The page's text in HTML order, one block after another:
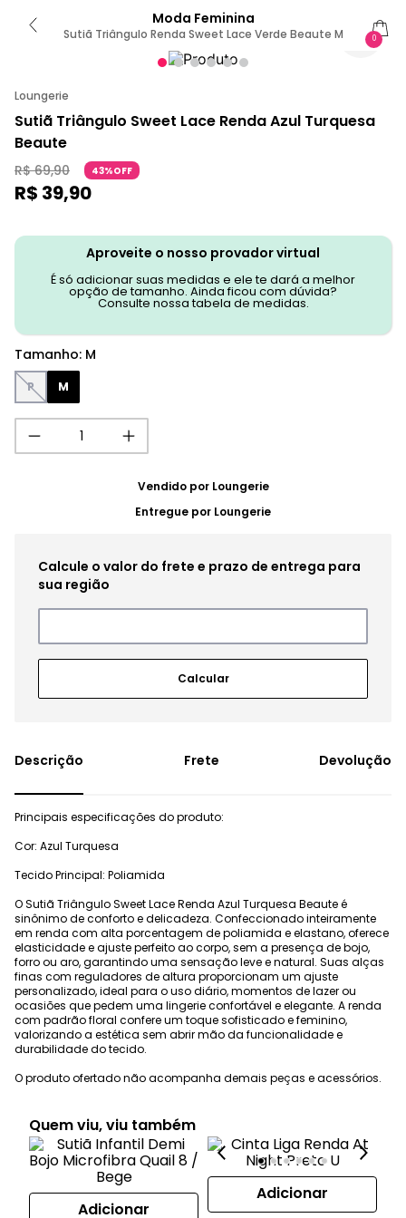
Moda Feminina
Sutiã Triângulo Renda Sweet Lace Verde Beaute M 0
Loungerie
Sutiã Triângulo Sweet Lace Renda Azul Turquesa
Beaute
R$ 69,90 43%OFF
R$ 39,90
Aproveite o nosso provador virtual
É só adicionar suas medidas e ele te dará a melhor
opção de tamanho. Ainda ficou com dúvida?
Consulte nossa tabela de medidas.
Tamanho: M
P M
Vendido por Loungerie
Entregue por Loungerie
Frete Devolução
Principais especificações do produto:
Cor: Azul Turquesa
Tecido Principal: Poliamida
O Sutiã Triângulo Sweet Lace Renda Azul Turquesa Beaute é
sinônimo de conforto e delicadeza. Confeccionado inteiramente
em renda com alta porcentagem de poliamida e elastano, oferece
elasticidade e ajuste perfeito ao corpo, sem a presença de bojo,
forro ou aro, garantindo uma sensação leve e natural. Suas alças
finas com reguladores de altura proporcionam um ajuste
personalizado, ideal para o uso diário, momentos de lazer ou
ocasiões que pedem uma lingerie confortável e elegante. A renda
com padrão floral confere um toque sofisticado e feminino,
valorizando a estética sem abrir mão da funcionalidade e
durabilidade do tecido.
O produto ofertado não acompanha demais peças e acessórios.
Quem viu, viu também
Adicionar
Adicionar